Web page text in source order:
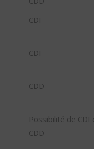
CDI
CDI
CDD
Possibilité de CDI
CDD